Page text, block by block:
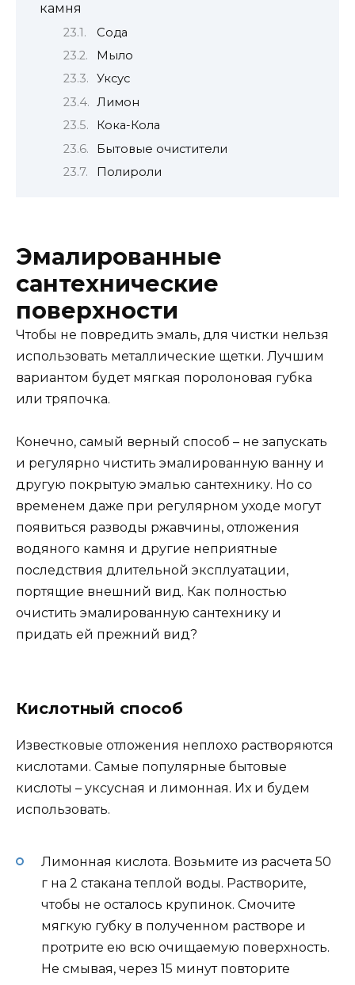
камня
Сода
Мыло
Уксус
Лимон
Кока-Кола
Бытовые очистители
Полироли
Эмалированные
сантехнические
поверхности
Чтобы не повредить эмаль, для чистки нельзя
использовать металлические щетки. Лучшим
вариантом будет мягкая поролоновая губка
или тряпочка.
Конечно, самый верный способ – не запускать
и регулярно чистить эмалированную ванну и
другую покрытую эмалью сантехнику. Но со
временем даже при регулярном уходе могут
появиться разводы ржавчины, отложения
водяного камня и другие неприятные
последствия длительной эксплуатации,
портящие внешний вид. Как полностью
очистить эмалированную сантехнику и
придать ей прежний вид?
Кислотный способ
Известковые отложения неплохо растворяются
кислотами. Самые популярные бытовые
кислоты – уксусная и лимонная. Их и будем
использовать.
Лимонная кислота. Возьмите из расчета 50
г на 2 стакана теплой воды. Растворите,
чтобы не осталось крупинок. Смочите
мягкую губку в полученном растворе и
протрите ею всю очищаемую поверхность.
Не смывая, через 15 минут повторите